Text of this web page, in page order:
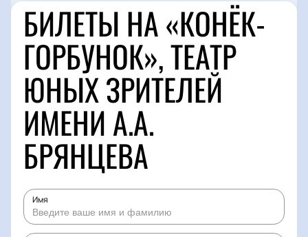
БИЛЕТЫ НА «КОНЁК-
ГОРБУНОК», ТЕАТР
ЮНЫХ ЗРИТЕЛЕЙ
ИМЕНИ А.А.
БРЯНЦЕВА
Имя